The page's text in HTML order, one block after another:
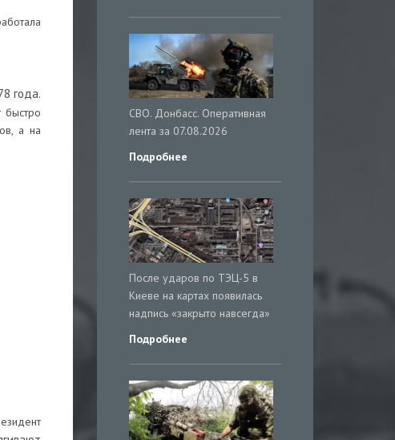
года.
быстро
а на
СВО. Донбасс. Оперативная
лента за 07.08.2026
Подробнее
После ударов по ТЭЦ-5 в
Киеве на картах появилась
надпись «закрыто навсегда»
Подробнее